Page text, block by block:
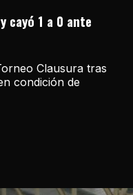
cayó 1 a 0 ante
Clausura tras
condición de